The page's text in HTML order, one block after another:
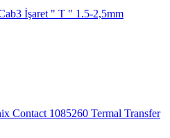
İşaret " T " 1.5-2,5mm
Contact 1085260 Termal Transfer